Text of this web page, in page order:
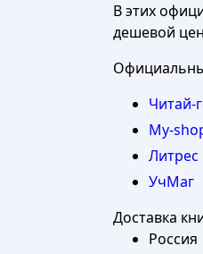
В этих
дешевой
Читай-
My-
Литрес
УчМаг
Доставка
Россия